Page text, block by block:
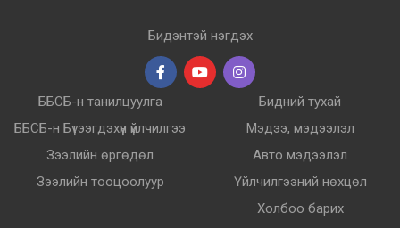
Бидэнтэй нэгдэх
ББСБ-н танилцуулга
ББСБ-н Бүтээгдэхүүн үйлчилгээ
Зээлийн өргөдөл
Зээлийн тооцоолуур
Бидний тухай
Мэдээ, мэдээлэл
Авто мэдээлэл
Үйлчилгээний нөхцөл
Холбоо барих